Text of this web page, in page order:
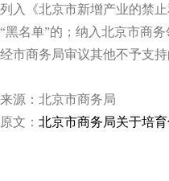
《北京市新增产业的禁止
黑名单”的；纳入北京市商
市商务局审议其他不予支持
源：北京市商务局
文： 北京市商务局关于培